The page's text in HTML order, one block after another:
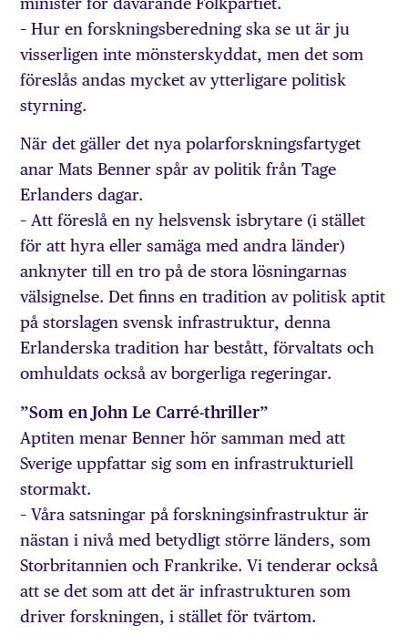
– Hur en forskningsberedning ska se ut är ju
visserligen inte mönsterskyddat, men det som
föreslås andas mycket av ytterligare politisk
styrning.
När det gäller det nya polarforskningsfartyget
anar Mats Benner spår av politik från Tage
Erlanders dagar.
– Att föreslå en ny helsvensk isbrytare (i stället
för att hyra eller samäga med andra länder)
anknyter till en tro på de stora lösningarnas
välsignelse. Det finns en tradition av politisk aptit
på storslagen svensk infrastruktur, denna
Erlanderska tradition har bestått, förvaltats och
omhuldats också av borgerliga regeringar.
”Som en John Le Carré-thriller”
Aptiten menar Benner hör samman med att
Sverige uppfattar sig som en infrastrukturiell
stormakt.
– Våra satsningar på forskningsinfrastruktur är
nästan i nivå med betydligt större länders, som
Storbritannien och Frankrike. Vi tenderar också
att se det som att det är infrastrukturen som
driver forskningen, i stället för tvärtom.